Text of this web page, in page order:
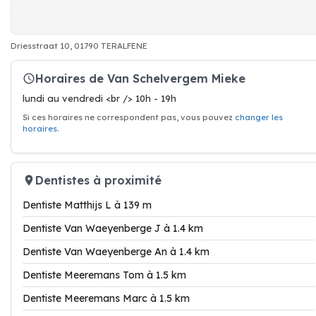
Driesstraat 10, 01790 TERALFENE
Horaires de Van Schelvergem Mieke
lundi au vendredi <br /> 10h - 19h
Si ces horaires ne correspondent pas, vous pouvez changer les
horaires.
Dentistes à proximité
Dentiste Matthijs L à 139 m
Dentiste Van Waeyenberge J à 1.4 km
Dentiste Van Waeyenberge An à 1.4 km
Dentiste Meeremans Tom à 1.5 km
Dentiste Meeremans Marc à 1.5 km